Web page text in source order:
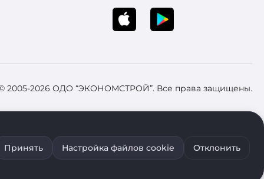
2005-2026 ОДО “ЭКОНОМСТРОЙ”. Все права защищены.
Брестский областной исполнительный комитет 31
cookie воспользуйтесь соответствующими настройками
Принять Настройка файлов cookie Отклонить